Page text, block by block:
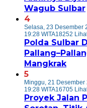
Wagub Sulbar
4
Selasa, 23 Desember
19:28 WITA18252
Polda Sulbar
Mangkrak
5
Minggu, 21 Desember
19:28 WITA16705
Proyek Jalan